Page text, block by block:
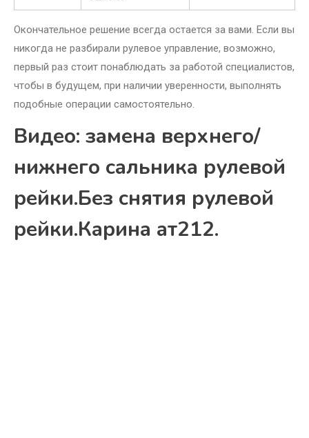
Окончательное решение всегда остается за вами. Если вы
никогда не разбирали рулевое управление, возможно,
первый раз стоит понаблюдать за работой специалистов,
чтобы в будущем, при наличии уверенности, выполнять
подобные операции самостоятельно.
Видео: замена верхнего/
нижнего сальника рулевой
рейки.Без снятия рулевой
рейки.Карина ат212.